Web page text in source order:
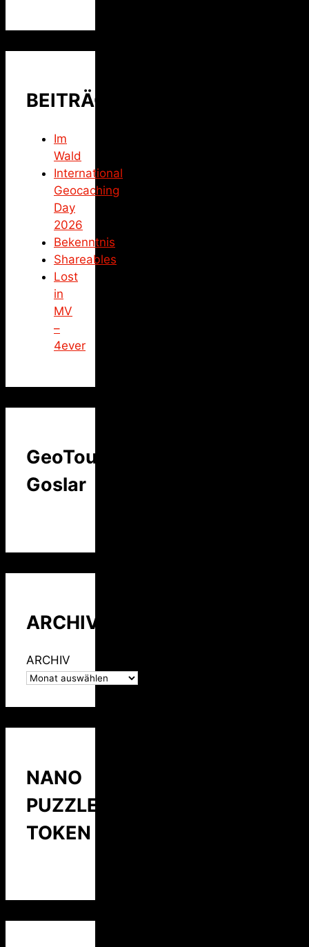
BEITRÄGE
Im
Wald
International
Geocaching
Day
2026
Bekenntnis
Shareables
Lost
in
MV
–
4ever
GeoTour
Goslar
ARCHIV
ARCHIV
NANO
PUZZLE
TOKEN